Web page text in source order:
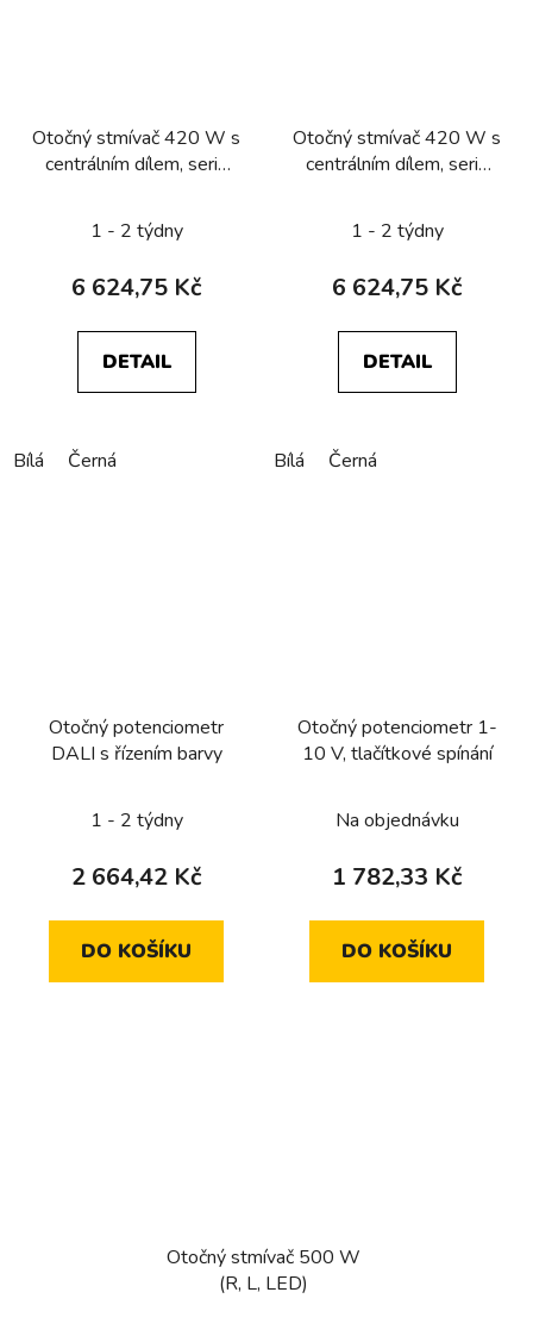
Otočný stmívač 420 W s
centrálním dílem, serie
1 - 2 týdny
6 624,75 Kč
DETAIL
Bílá Černá
Otočný stmívač 420 W s
centrálním dílem, serie
1 - 2 týdny
6 624,75 Kč
DETAIL
Bílá Černá
Otočný potenciometr
DALI s řízením barvy
1 - 2 týdny
2 664,42 Kč
DO KOŠÍKU
Otočný potenciometr 1-
10 V, tlačítkové spínání
Na objednávku
1 782,33 Kč
DO KOŠÍKU
Otočný stmívač 500 W
(R, L, LED)